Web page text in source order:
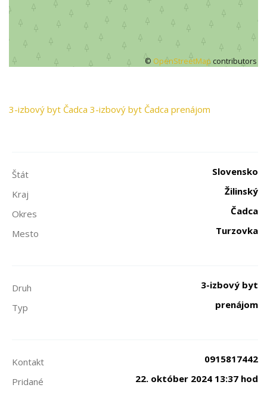
© OpenStreetMap contributors
3-izbový byt Čadca 3-izbový byt Čadca prenájom
Štát
Slovensko
Kraj
Žilinský
Okres
Čadca
Mesto
Turzovka
Druh
3-izbový byt
Typ
prenájom
Kontakt
0915817442
Pridané
22. október 2024 13:37 hod